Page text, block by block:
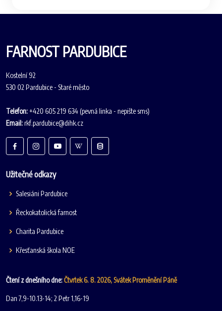
FARNOST PARDUBICE
Kostelní 92
530 02 Pardubice - Staré město
Telefon:+420 605 219 634 (pevná linka - nepište sms)
Email:rkf.pardubice@dihk.cz
Užitečné odkazy
Salesiáni Pardubice
Řeckokatolická farnost
Charita Pardubice
Křesťanská škola NOE
Čtení z dnešního dne:Čtvrtek 6. 8. 2026, Svátek Proměnění Páně
Dan 7,9-10.13-14; 2 Petr 1,16-19